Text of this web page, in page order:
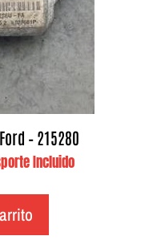
– 215280
Incluido